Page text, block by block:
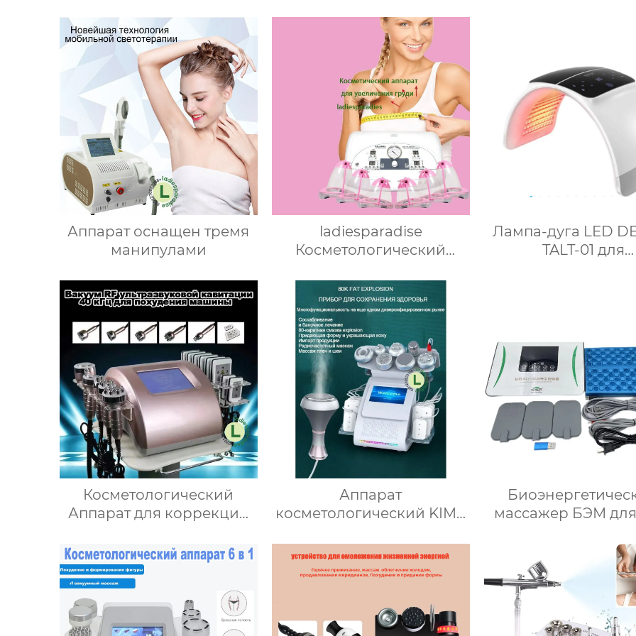
Аппарат оснащен тремя
манипулами
ladiesparadise
Косметологический
лимфодренажного
массажа Паук/ (spider) с
манипулой горячего
вакуума/Микротоковая
система похудения и
косметический массажер
для увеличения груди
Лампа-дуга LED
TALT-01 для
Косметологический
Аппарат для коррекции
Кавинтон RF-лифтинг для
лица и тела/
Омолаживающий,
уменьшающий жир
массаж для всего тела
Аппарат
косметологический KIM8
кавитации Lipo 80K, 9 B 1
уменьшающий потерю
EMS, оборудование для
лифтинга кожи лица
массажер БЭМ для
разминания
стимулирующий